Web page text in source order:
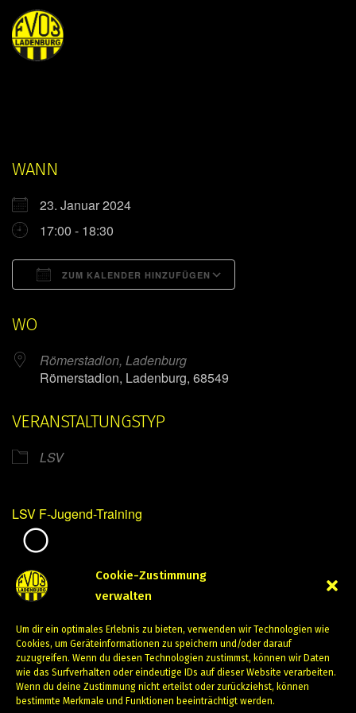
Cookie-Zustimmung
verwalten
Um dir ein optimales Erlebnis zu bieten, verwenden wir Technologien wie
Cookies, um Geräteinformationen zu speichern und/oder darauf
zuzugreifen. Wenn du diesen Technologien zustimmst, können wir Daten
wie das Surfverhalten oder eindeutige IDs auf dieser Website verarbeiten.
Wenn du deine Zustimmung nicht erteilst oder zurückziehst, können
bestimmte Merkmale und Funktionen beeinträchtigt werden.
WANN
23. Januar 2024
17:00 - 18:30
ZUM KALENDER HINZUFÜGEN
WO
Römerstadion, Ladenburg
Römerstadion, Ladenburg, 68549
VERANSTALTUNGSTYP
LSV
LSV F-Jugend-Training
Januar 23, 2024
PREVIOUS